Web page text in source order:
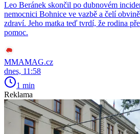
Leo Beránek skončil po dubnovém
nemocnici Bohnice ve vazbě a čelí
zdraví. Jeho matka teď tvrdí, že rodina
pomoc.
MMAMAG.cz
dnes, 11:58
1 min
Reklama